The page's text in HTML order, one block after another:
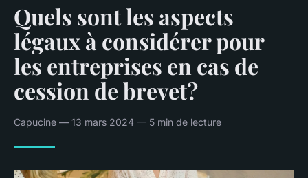
Quels sont les aspects
légaux à considérer pour
les entreprises en cas de
cession de brevet?
Capucine — 13 mars 2024 — 5 min de lecture